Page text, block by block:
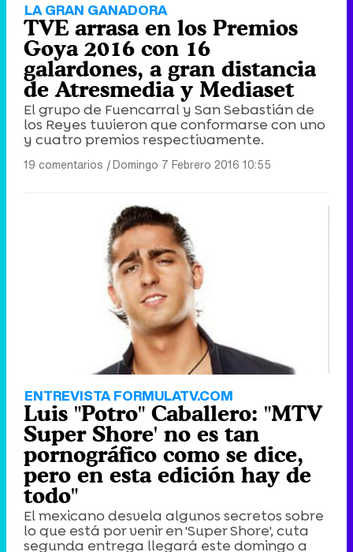
LA GRAN GANADORA
TVE arrasa en los Premios
Goya 2016 con 16
galardones, a gran distancia
de Atresmedia y Mediaset
El grupo de Fuencarral y San Sebastián de
los Reyes tuvieron que conformarse con uno
y cuatro premios respectivamente.
19 comentarios |Domingo 7 Febrero 2016 10:55
ENTREVISTA FORMULATV.COM
Luis "Potro" Caballero: "MTV
Super Shore' no es tan
pornográfico como se dice,
pero en esta edición hay de
todo"
El mexicano desvela algunos secretos sobre
lo que está por venir en 'Super Shore', cuta
segunda entrega llegará este domingo a